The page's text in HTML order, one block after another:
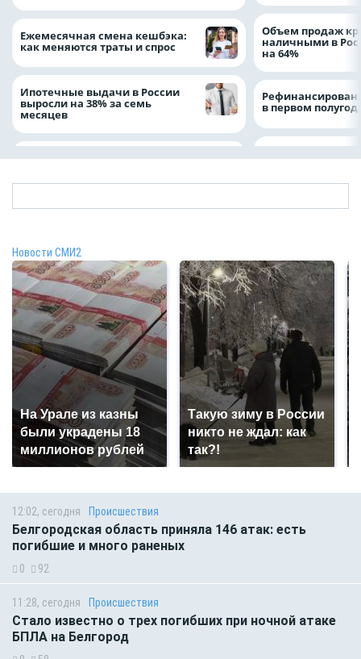
Ежемесячная смена кешбэка:
как меняются траты и спрос
Ипотечные выдачи в России
выросли на 38% за семь
месяцев
Объем продаж
наличными в
на 64%
в первом
Новости СМИ2
На Урале из казны
были украдены 18
миллионов рублей
Такую зиму в России
никто не ждал: как
так?!
12:02, сегодня Происшествия
Белгородская область приняла 146 атак: есть
погибшие и много раненых
0 92
11:28, сегодня Происшествия
Стало известно о трех погибших при ночной атаке
БПЛА на Белгород